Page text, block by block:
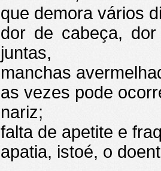
que demora vários
dor de cabeça,
juntas,
manchas
as vezes pode
nariz;
falta de apetite e
apatia, istoé, o